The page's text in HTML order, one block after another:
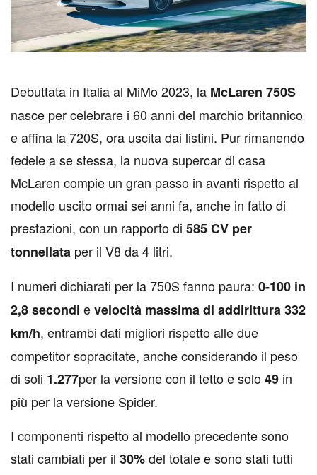
Debuttata in Italia al MiMo 2023, la McLaren 750S
nasce per celebrare i 60 anni del marchio britannico
e affina la 720S, ora uscita dai listini. Pur rimanendo
fedele a se stessa, la nuova supercar di casa
McLaren compie un gran passo in avanti rispetto al
modello uscito ormai sei anni fa, anche in fatto di
prestazioni, con un rapporto di 585 CV per
tonnellata per il V8 da 4 litri.
I numeri dichiarati per la 750S fanno paura: 0-100 in
2,8 secondi evelocità massima di addirittura 332
km/h, entrambi dati migliori rispetto alle due
competitor sopracitate, anche considerando il peso
di soli 1.277per la versione con il tetto e solo49 in
più per la versione Spider.
I componenti rispetto al modello precedente sono
stati cambiati per il 30%del totale e sono stati tutti